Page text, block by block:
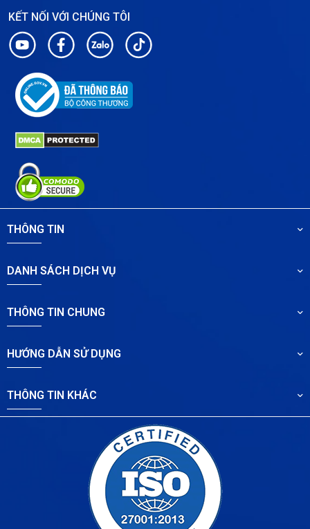
KẾT NỐI VỚI CHÚNG TÔI
THÔNG TIN
DANH SÁCH DỊCH VỤ
THÔNG TIN CHUNG
HƯỚNG DẪN SỬ DỤNG
THÔNG TIN KHÁC